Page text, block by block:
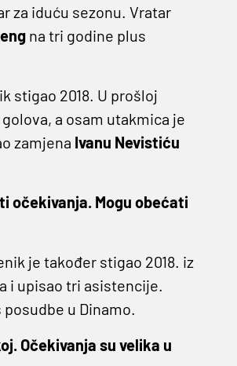
za iduću sezonu. Vratar
na tri godine plus
stigao 2018. U prošloj
a osam utakmica je
zamjena Ivanu Nevistiću
očekivanja. Mogu obećati
je također stigao 2018. iz
i upisao tri asistencije.
u Dinamo.
Očekivanja su velika u